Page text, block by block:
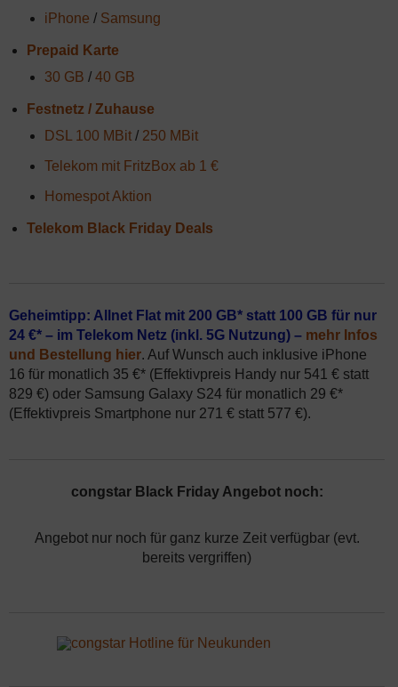
iPhone / Samsung
Prepaid Karte
30 GB / 40 GB
Festnetz / Zuhause
DSL 100 MBit / 250 MBit
Telekom mit FritzBox ab 1 €
Homespot Aktion
Telekom Black Friday Deals
Geheimtipp: Allnet Flat mit 200 GB* statt 100 GB für nur
24 €* – im Telekom Netz (inkl. 5G Nutzung) – mehr Infos
und Bestellung hier. Auf Wunsch auch inklusive iPhone
16 für monatlich 35 €* (Effektivpreis Handy nur 541 € statt
829 €) oder Samsung Galaxy S24 für monatlich 29 €*
(Effektivpreis Smartphone nur 271 € statt 577 €).
congstar Black Friday Angebot noch:
Angebot nur noch für ganz kurze Zeit verfügbar (evt.
bereits vergriffen)